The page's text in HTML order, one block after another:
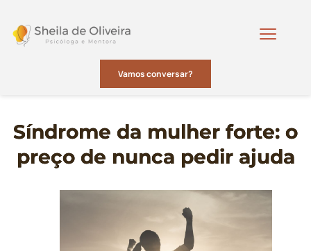
Vamos conversar?
Síndrome da mulher forte: o
preço de nunca pedir ajuda